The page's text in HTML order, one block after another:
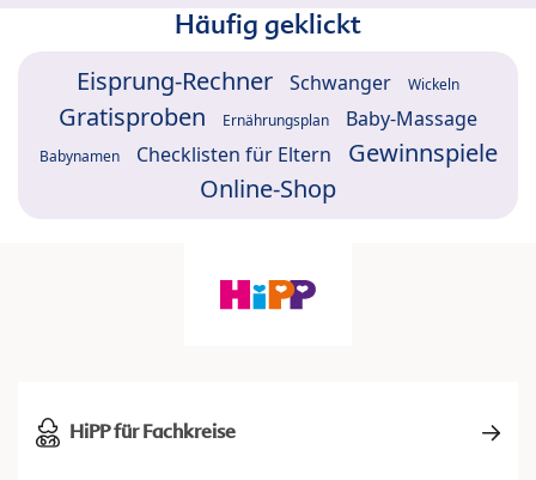
Häufig geklickt
Eisprung-Rechner Schwanger Wickeln
Gratisproben Ernährungsplan Baby-Massage
Babynamen Checklisten für Eltern
Gewinnspiele
Online-Shop
HiPP für Fachkreise